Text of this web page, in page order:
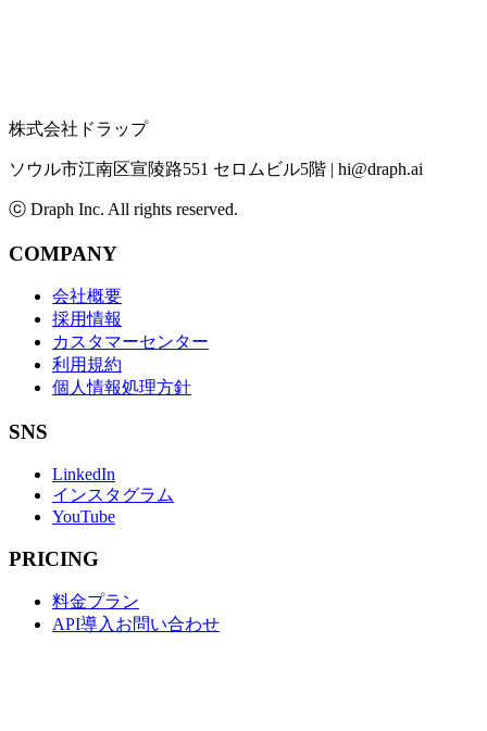
株式会社ドラップ
ソウル市江南区宣陵路551 セロムビル5階 | hi@draph.ai
ⓒ Draph Inc. All rights reserved.
COMPANY
会社概要
採用情報
カスタマーセンター
利用規約
個人情報処理方針
SNS
LinkedIn
インスタグラム
YouTube
PRICING
料金プラン
API導入お問い合わせ